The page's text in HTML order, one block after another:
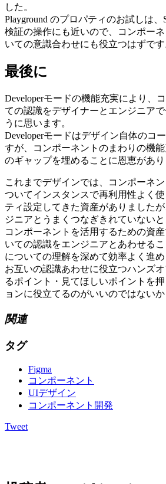
した。
Playground のプロパティのお試しは、
検証の操作にも近いので、コンポー
いての意識合わせにも役立つはずです
最後に
Developerモードの機能充実により、
ての認識をデザイナーとエンジニア
うに思います。
Developerモードはデザイン自体のコ
すが、コンポーネントのまわりの機
のギャップを埋めることに恩恵があり
これまでデザインでは、コンポーネ
ついてインスタンスで再利用性よく
ティ設定してきた資産がありました
ジニアとうまくつなぎきれていないと
コンポーネントを活用するための資
いての認識をエンジニアとあわせる
についての理解を深めて効率よく進め
お互いの認識あわせに役立つハンズ
るポイント・見てほしいポイントを
ョンに役立てるのがいいのではないか
関連
タグ
Figma
コンポーネント
UIデザイン
コンポーネント開発
Tweet